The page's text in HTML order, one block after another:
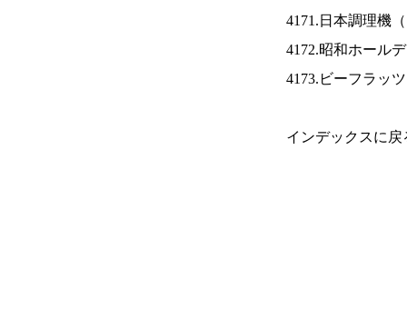
4171.日本調理機（
4172.昭和ホール
4173.ビーフラッ
インデックスに戻